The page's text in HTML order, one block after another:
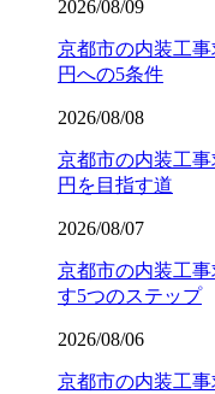
2026/08/09
京都市の内装工
円への5条件
2026/08/08
京都市の内装工
円を目指す道
2026/08/07
京都市の内装工
す5つのステップ
2026/08/06
京都市の内装工